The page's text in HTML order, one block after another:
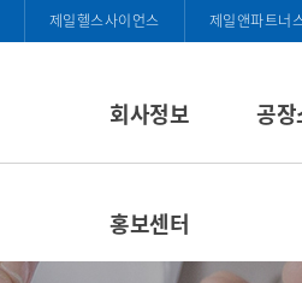
제일헬스사이언스 제일앤파트너
회사정보 공
홍보센터